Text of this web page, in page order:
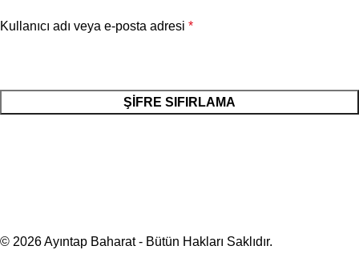
Kullanıcı adı veya e-posta adresi *
ŞIFRE SIFIRLAMA
© 2026 Ayıntap Baharat - Bütün Hakları Saklıdır.